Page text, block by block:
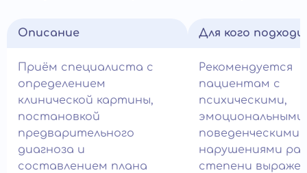
Описание
Приём специалиста с
определением
клинической картины,
постановкой
предварительного
диагноза и
составлением плана
Для кого
Рекомендуется
пациентам с
психическими,
эмоциональными
поведенческими
нарушениями
степени